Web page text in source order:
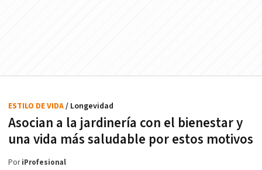
Asocian a la jardinería con el bienestar y
una vida más saludable por estos motivos
ESTILO DE VIDA/ Longevidad
PoriProfesional